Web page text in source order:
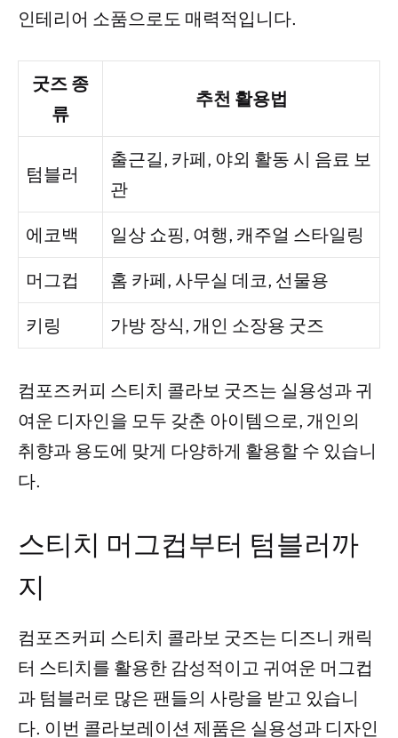
인테리어 소품으로도 매력적입니다.
굿즈 종
류
추천 활용법
텀블러
출근길, 카페, 야외 활동 시 음료 보
관
에코백 일상 쇼핑, 여행, 캐주얼 스타일링
머그컵 홈 카페, 사무실 데코, 선물용
키링 가방 장식, 개인 소장용 굿즈
컴포즈커피 스티치 콜라보 굿즈는 실용성과 귀
여운 디자인을 모두 갖춘 아이템으로, 개인의
취향과 용도에 맞게 다양하게 활용할 수 있습니
다.
스티치 머그컵부터 텀블러까
지
컴포즈커피 스티치 콜라보 굿즈는 디즈니 캐릭
터 스티치를 활용한 감성적이고 귀여운 머그컵
과 텀블러로 많은 팬들의 사랑을 받고 있습니
다. 이번 콜라보레이션 제품은 실용성과 디자인